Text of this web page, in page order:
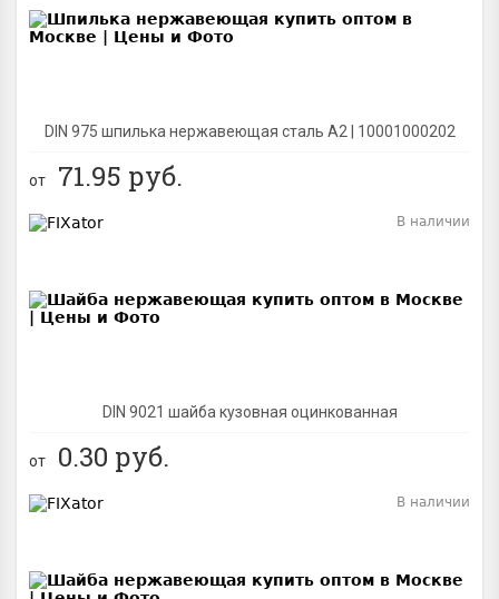
DIN 975 шпилька нержавеющая сталь A2 | 10001000202
от 71.95 руб.
DIN 9021 шайба кузовная оцинкованная
В наличии
от 0.30 руб.
В наличии